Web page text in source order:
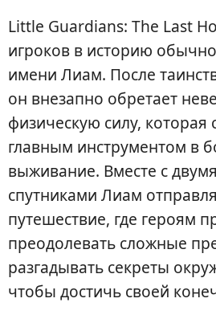
Little Guardians: The Last
игроков в историю
имени Лиам. После
он внезапно обретает
физическую силу, которая
главным инструментом в
выживание. Вместе с
спутниками Лиам
путешествие, где героям
преодолевать сложные
разгадывать секреты
чтобы достичь своей